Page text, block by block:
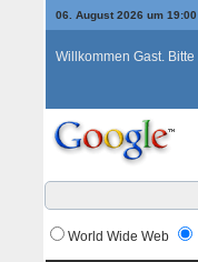
06. August 2026 um 19:00
Willkommen Gast. Bitte
World Wide Web